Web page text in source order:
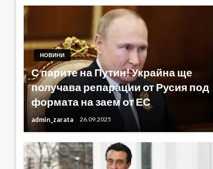
НОВИНИ
С парите на Путин! Украйна ще
получава репарации от Русия под
формата на заем от ЕС
admin_zarata 26.09.2025